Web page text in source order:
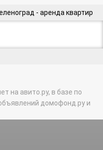
- аренда квартир
на авито.ру, в базе по
домофонд.ру и